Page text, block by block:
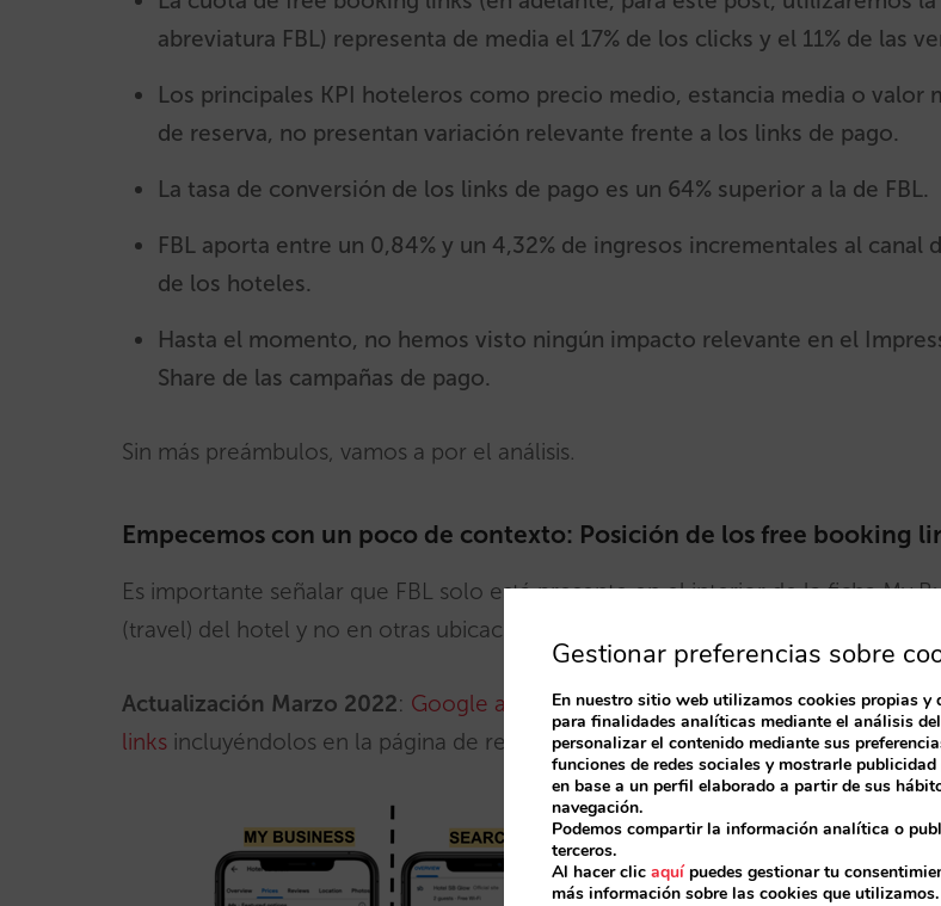
abreviatura FBL) representa de media el 17% de los clicks y el 11% de las
Los principales KPI hoteleros como precio medio, estancia media o valor
de reserva, no presentan variación relevante frente a los links de pago.
La tasa de conversión de los links de pago es un 64% superior a la de FBL.
FBL aporta entre un 0,84% y un 4,32% de ingresos incrementales al canal
de los hoteles.
Hasta el momento, no hemos visto ningún impacto relevante en el
Share de las campañas de pago.
Sin más preámbulos, vamos a por el análisis.
Empecemos con un poco de contexto: Posición de los free booking
Es importante señalar que FBL solo está presente en el interior de la ficha My
(travel) del hotel y no en otras ubicaciones como search, maps y resto de travel .
Actualización Marzo 2022: Google anuncia mayor visibilidad de free booking
links incluyéndolos en la página de resultados del buscador así como en
Gestionar preferencias sobre
En nuestro sitio web utilizamos cookies propias y
para finalidades analíticas mediante el análisis
personalizar el contenido mediante sus
funciones de redes sociales y mostrarle
en base a un perfil elaborado a partir de sus
navegación.
Podemos compartir la información analítica o
terceros.
Al hacer clic aquípuedes gestionar tu
más información sobre las cookies que utilizamos.